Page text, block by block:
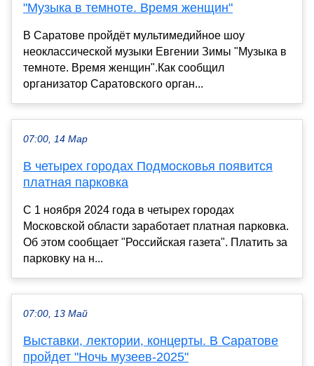
"Музыка в темноте. Время женщин"
В Саратове пройдёт мультимедийное шоу
неоклассической музыки Евгении Зимы "Музыка в
темноте. Время женщин".Как сообщил
организатор Саратовского орган...
07:00, 14 Мар
В четырех городах Подмосковья появится
платная парковка
С 1 ноября 2024 года в четырех городах
Московской области заработает платная парковка.
Об этом сообщает "Российская газета". Платить за
парковку на н...
07:00, 13 Май
Выставки, лектории, концерты. В Саратове
пройдет "Ночь музеев-2025"